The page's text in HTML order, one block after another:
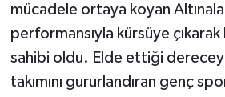
mücadele ortaya koyan
performansıyla kürsüye
sahibi oldu. Elde ettiği
takımını gururlandıran genç